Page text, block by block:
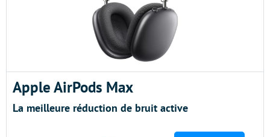
Apple AirPods Max
La meilleure réduction de bruit active